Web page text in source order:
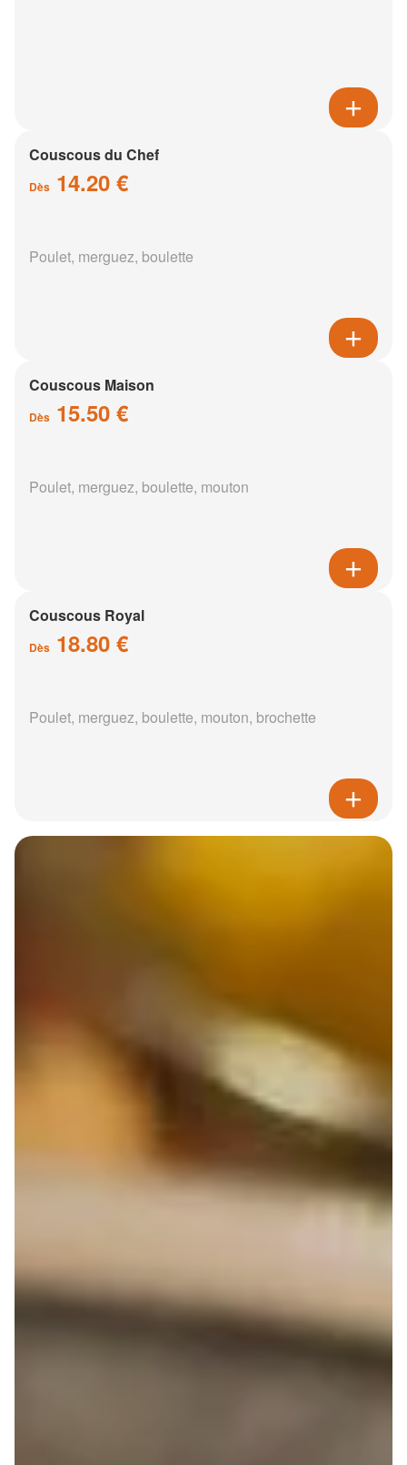
Couscous du Chef
Dès 14.20 €
Poulet, merguez, boulette
Couscous Maison
Dès 15.50 €
Poulet, merguez, boulette, mouton
Couscous Royal
Dès 18.80 €
Poulet, merguez, boulette, mouton, brochette